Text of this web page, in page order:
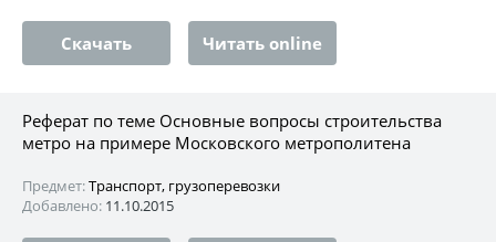
Скачать Читать online
Реферат по теме Основные вопросы строительства
метро на примере Московского метрополитена
Предмет:Транспорт, грузоперевозки
Добавлено: 11.10.2015